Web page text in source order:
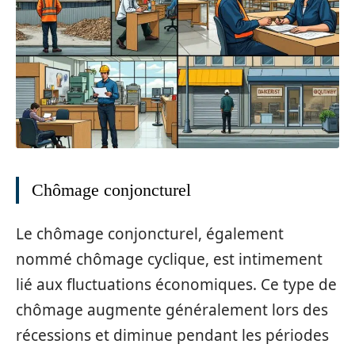
Chômage conjoncturel
Le chômage conjoncturel, également
nommé chômage cyclique, est intimement
lié aux fluctuations économiques. Ce type de
chômage augmente généralement lors des
récessions et diminue pendant les périodes